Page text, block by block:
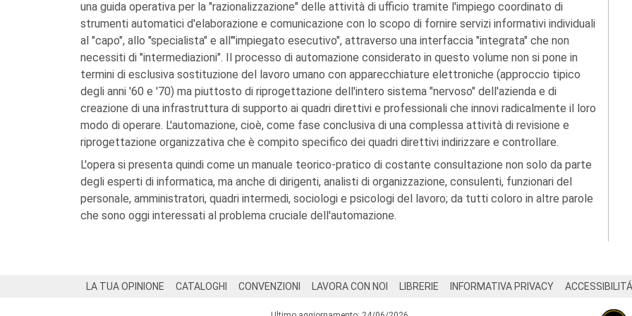
una guida operativa per la "razionalizzazione" delle attività di ufficio tramite l'impiego coordinato di
strumenti automatici d'elaborazione e comunicazione con lo scopo di fornire servizi informativi individuali
al "capo", allo "specialista" e all'"impiegato esecutivo", attraverso una interfaccia "integrata" che non
necessiti di "intermediazioni". Il processo di automazione considerato in questo volume non si pone in
termini di esclusiva sostituzione del lavoro umano con apparecchiature elettroniche (approccio tipico
degli anni '60 e '70) ma piuttosto di riprogettazione dell'intero sistema "nervoso" dell'azienda e di
creazione di una infrastruttura di supporto ai quadri direttivi e professionali che innovi radicalmente il loro
modo di operare. L'automazione, cioè, come fase conclusiva di una complessa attività di revisione e
riprogettazione organizzativa che è compito specifico dei quadri direttivi indirizzare e controllare.
L'opera si presenta quindi come un manuale teorico-pratico di costante consultazione non solo da parte
degli esperti di informatica, ma anche di dirigenti, analisti di organizzazione, consulenti, funzionari del
personale, amministratori, quadri intermedi, sociologi e psicologi del lavoro; da tutti coloro in altre parole
che sono oggi interessati al problema cruciale dell'automazione.
LA TUA OPINIONE CATALOGHI CONVENZIONI LAVORA CON NOI LIBRERIE INFORMATIVA PRIVACY ACCESSIBILITÁ